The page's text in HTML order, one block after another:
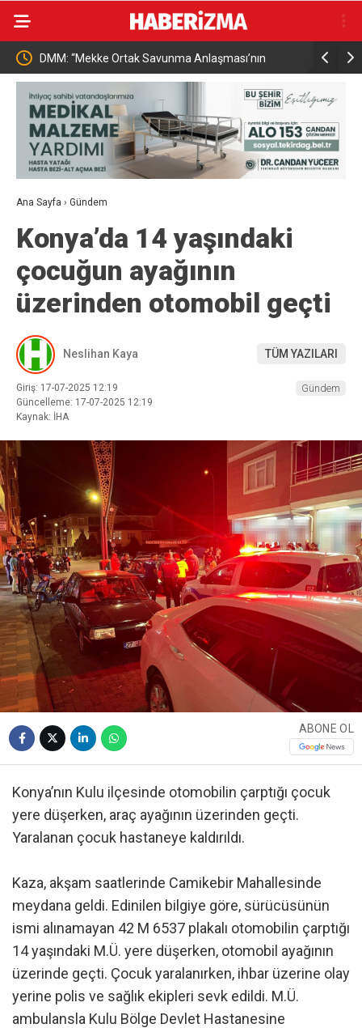
Ortak Savunma Anlaşması’nın
maddesiyle çeliştiği iddiaları tamamen
Hatayda Sosyal Konutların
Ana Sayfa › Gündem
Konya’da 14 yaşındaki
çocuğun ayağının
üzerinden otomobil geçti
Neslihan Kaya TÜM YAZILARI
Giriş: 17-07-2025 12:19
Güncelleme: 17-07-2025 12:19
Kaynak: İHA
Gündem
ABONE OL
Konya’nın Kulu ilçesinde otomobilin çarptığı çocuk
yere düşerken, araç ayağının üzerinden geçti.
Yaralanan çocuk hastaneye kaldırıldı.
Kaza, akşam saatlerinde Camikebir Mahallesinde
meydana geldi. Edinilen bilgiye göre, sürücüsünün
ismi alınamayan 42 M 6537 plakalı otomobilin çarptığı
14 yaşındaki M.Ü. yere düşerken, otomobil ayağının
üzerinde geçti. Çocuk yaralanırken, ihbar üzerine olay
yerine polis ve sağlık ekipleri sevk edildi. M.Ü.
ambulansla Kulu Bölge Devlet Hastanesine